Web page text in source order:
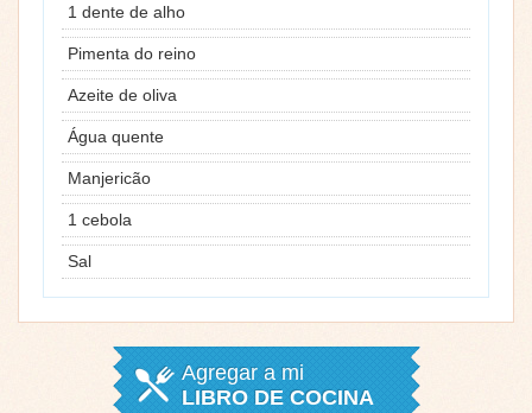
1 dente de alho
Pimenta do reino
Azeite de oliva
Água quente
Manjericão
1 cebola
Sal
Agregar a mi
LIBRO DE COCINA